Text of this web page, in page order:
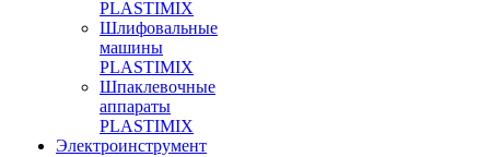
PLASTIMIX
Шлифовальные
машины
PLASTIMIX
Шпаклевочные
аппараты
PLASTIMIX
Электроинструмент